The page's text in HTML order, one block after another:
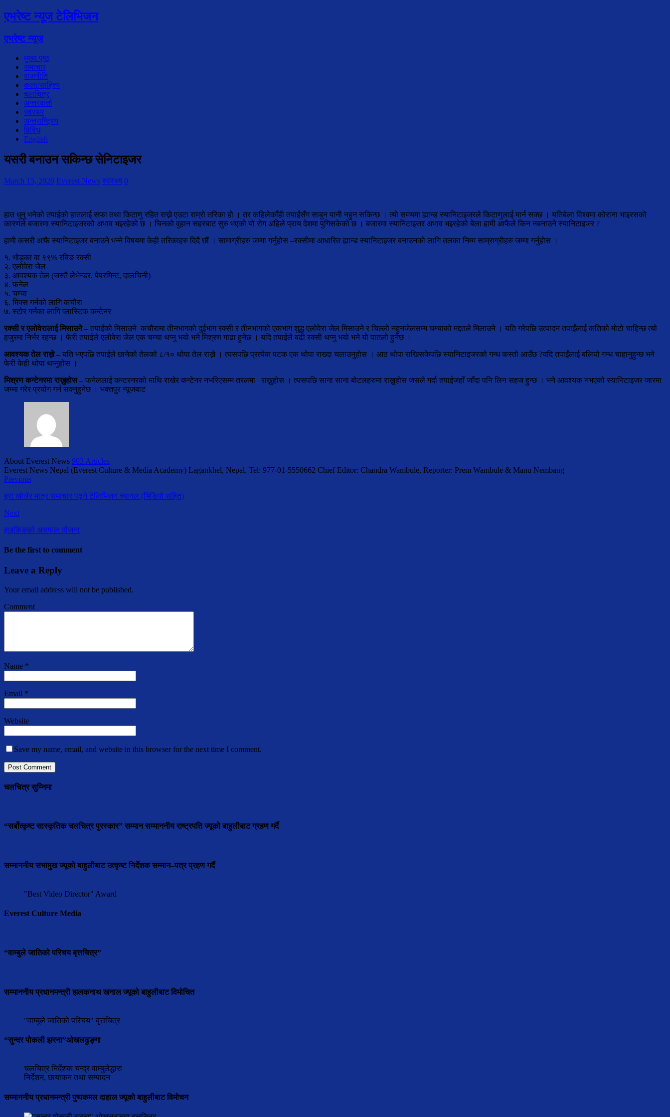
एभरेष्ट न्यूज टेलिभिजन
एभरेष्ट न्यूज
मुख्य पृष्ठ
समाचार
राजनीति
कला/साहित्य
चलचित्र
अन्तरवार्ता
स्वस्थ्य
अन्तराष्ट्रिय
विविध
English
यसरी बनाउन सकिन्छ सेनिटाइजर
March 15, 2020 Everest News स्वस्थ्य 0
हात धुनु भनेको तपाईको हातलाई सफा तथा किटाणु रहित राख्ने एउटा राम्रो तरिका हो । तर कहिलेकाँही तपाईंसँग साबुन पानी नहुन सकिन्छ । त्यो समयमा ह्यान्ड स्यानिटाइजरले किटाणुलाई मार्न सक्छ । यतिबेला विश्वमा कोराना भाइरसको
कारणले बजारमा स्यानिटाइजरको अभाव भइरहेको छ । चिनको वुहान सहरबाट सुरु भएको यो रोग अहिले प्राय देशमा पुगिसकेको छ । बजारमा स्यानिटाइजर अभाव भइरहेको बेला हामी आफैले किन नबनाउने स्यानिटाइजर ?
हामी कसरी आफै स्यानिटाइजर बनाउने भन्ने विषयमा केही तरिकाहरु दिदै छौं । सामाग्रीहरु जम्मा गर्नुहोस –रक्सीमा आधारित ह्यान्ड स्यानिटाइजर बनाउनको लागि तलका निम्म साम्राग्रीहरु जम्मा गर्नुहोस ।
१. भोड्का वा ९९% रबिङ रक्सी
२. एलोवेरा जेल
३. आवश्यक तेल (जस्तै लेभेन्डर, पेपरमिन्ट, दालचिनी)
४. फनेल
५. चम्चा
६. मिक्स गर्नको लागि कचौरा
७. स्टोर गर्नका लागि प्लास्टिक कन्टेनर
रक्सी र एलोवेरालाई मिसाउने – तपाईंको मिसाउने कचौरामा तीनभागको दुईभाग रक्सी र तीनभागको एकभाग शुद्ध एलोवेरा जेल मिसाउने र चिल्लो नहुनजेलसम्म चम्चाको मद्दतले मिलाउने । यति गरेपछि उत्पादन तपाईंलाई कतिको मोटो चाहिन्छ त्यो
हजुरमा निर्भर रहन्छ । फेरी तपाईले एलोवेरा जेल एक चम्चा थप्नु भयो भने मिश्रण गाढा हुनेछ । यदि तपाईले बढी रक्सी थप्नु भयो भने यो पातलो हुनेछ ।
आवश्यक तेल राख्ने – यति भएपछि तपाईले छानेको तेलको ८/१० थोपा तेल राख्ने । त्यसपछि प्रत्येक पटक एक थोपा राख्दा चलाउनुहोस । आठ थोपा राखिसकेपछि स्यानिटाइजरको गन्ध कस्तो आउँछ ?यदि तपाईंलाई बलियो गन्ध चाहानुहुन्छ भने
फेरी केही थोपा थप्नुहोस ।
मिश्रण कन्टेनरमा राख्नुहोस – फनेललाई कन्टरनरको माथि राखेर कन्टेनर नभरिएसम्म तरलमा राख्नुहोस । त्यसपछि साना साना बोटलहरुमा राख्नुहोस जसले गर्दा तपाईजहाँ जाँदा पनि लिन सहज हुन्छ । भने आवश्यक नभएको स्यानिटाइजर जारमा
जम्मा गरेर प्रयोग गर्न सक्नुहुनेछ । भक्तपुर न्यूजबाट
About Everest News 903 Articles
Everest News Nepal (Everest Culture & Media Academy) Lagankhel, Nepal. Tel: 977-01-5550662 Chief Editor: Chandra Wambule, Reporter: Prem Wambule & Manu Nembang
Previous
ब्रा खोलेर मात्र समाचार पढ्ने टेलिभिजन च्यानल (भिडियो सहित)
Next
हाइकिङको असफल योजना
Be the first to comment
Leave a Reply
Your email address will not be published.
Comment
Name *
Email *
Website
Save my name, email, and website in this browser for the next time I comment.
चलचित्र सुम्निमा
“सर्बोत्कृष्ट सास्कृतिक चलचित्र पुरस्कार” सम्मान सम्माननीय राष्ट्रपति ज्यूको बाहुलीबाट ग्रहण गर्दै
सम्माननीय सभामुुख ज्यूको बाहुलीबाट उत्कृष्ट निर्देशक सम्मान–पत्र प्रहण गर्दै
"Best Video Director" Award
Everest Culture Media
“वाम्बुले जातिको परिचय बृत्तचित्र”
सम्माननीय प्रधानमन्त्री झलकनाथ खनाल ज्यूको बाहुलीबाट विमोचित
"वाम्बुले जातिको परिचय" बृत्तचित्र
“सुन्दर पोकली झरना”ओखलढुङ्गा
चलचित्र निर्देशक चन्द्र वाम्बुलेद्धारा
निर्देशन, छायाकन तथा सम्पादन
सम्माननीय प्रधानमन्त्री पुष्पकमल दाहाल ज्यूको बाहुलीबाट विमोचन